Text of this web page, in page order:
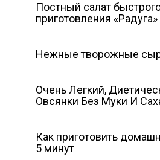
Постный салат
приготовления «Радуга»
Нежные творожные
Очень Легкий,
Овсянки Без Муки И
Как приготовить
5 минут